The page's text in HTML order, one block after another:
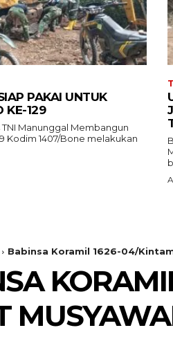
PAKAI UNTUK
KE-129
TNI Manunggal Membangun
Kodim 1407/Bone melakukan